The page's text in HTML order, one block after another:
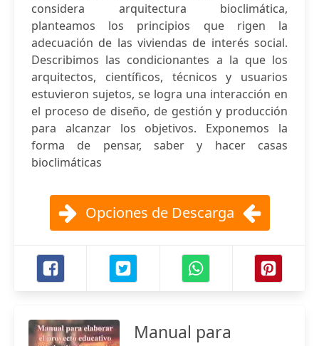
considera arquitectura bioclimática,
planteamos los principios que rigen la
adecuación de las viviendas de interés social.
Describimos las condicionantes a la que los
arquitectos, científicos, técnicos y usuarios
estuvieron sujetos, se logra una interacción en
el proceso de diseño, de gestión y producción
para alcanzar los objetivos. Exponemos la
forma de pensar, saber y hacer casas
bioclimáticas
Opciones de Descarga
Manual para